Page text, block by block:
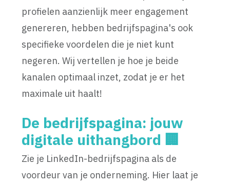
profielen aanzienlijk meer engagement
genereren, hebben bedrijfspagina's ook
specifieke voordelen die je niet kunt
negeren. Wij vertellen je hoe je beide
kanalen optimaal inzet, zodat je er het
maximale uit haalt!
De bedrijfspagina: jouw
digitale uithangbord 🏢
Zie je LinkedIn-bedrijfspagina als de
voordeur van je onderneming. Hier laat je